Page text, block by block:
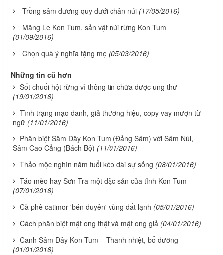
Trồng sâm đương quy dưới chân núi (17/05/2016)
Măng Le Kon Tum, sản vật núi rừng Kon Tum
(01/09/2016)
Chọn quà ý nghĩa tặng mẹ (05/03/2016)
Những tin cũ hơn
Sốt chuối hột rừng vì thông tin chữa được ung thư
(19/01/2016)
Tình trạng mạo danh, giả thương hiệu, copy vay mượn từ
ngữ (11/01/2016)
Phân biệt Sâm Dây Kon Tum (Đảng Sâm) với Sâm Núi,
Sâm Cao Cẳng (Bách Bộ) (11/01/2016)
Thảo mộc nghìn năm tuổi kéo dài sự sống (08/01/2016)
Táo mèo hay Sơn Tra một đặc sản của tỉnh Kon Tum
(07/01/2016)
Cà phê catimor 'bén duyên' vùng đất lạnh (05/01/2016)
Cách phân biệt mật ong thật và mật ong giả (04/01/2016)
Canh Sâm Dây Kon Tum – Thanh nhiệt, bổ dưỡng
(01/01/2016)